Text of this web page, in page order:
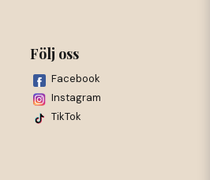
Följ oss
Facebook
Instagram
TikTok